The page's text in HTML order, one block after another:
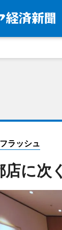
ラッシュ
店に次